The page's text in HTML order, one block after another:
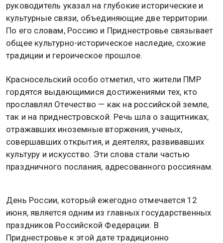
руководитель указал на глубокие исторические и
культурные связи, объединяющие две территории.
По его словам, Россию и Приднестровье связывает
общее культурно-историческое наследие, схожие
традиции и героическое прошлое.
Красносельский особо отметил, что жители ПМР
гордятся выдающимися достижениями тех, кто
прославлял Отечество — как на российской земле,
так и на приднестровской. Речь шла о защитниках,
отражавших иноземные вторжения, ученых,
совершавших открытия, и деятелях, развивавших
культуру и искусство. Эти слова стали частью
праздничного послания, адресованного россиянам.
День России, который ежегодно отмечается 12
июня, является одним из главных государственных
праздников Российской Федерации. В
Приднестровье к этой дате традиционно